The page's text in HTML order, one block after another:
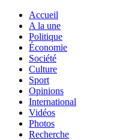
Accueil
A la une
Politique
Économie
Société
Culture
Sport
Opinions
International
Vidéos
Photos
Recherche